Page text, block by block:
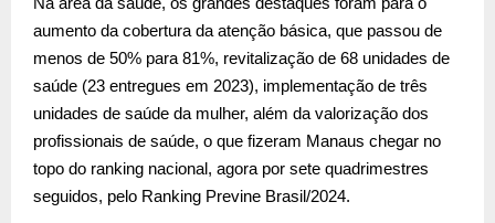
aumento da cobertura da atenção básica, que passou de
menos de 50% para 81%, revitalização de 68 unidades de
saúde (23 entregues em 2023), implementação de três
unidades de saúde da mulher, além da valorização dos
profissionais de saúde, o que fizeram Manaus chegar no
topo do ranking nacional, agora por sete quadrimestres
seguidos, pelo Ranking Previne Brasil/2024.